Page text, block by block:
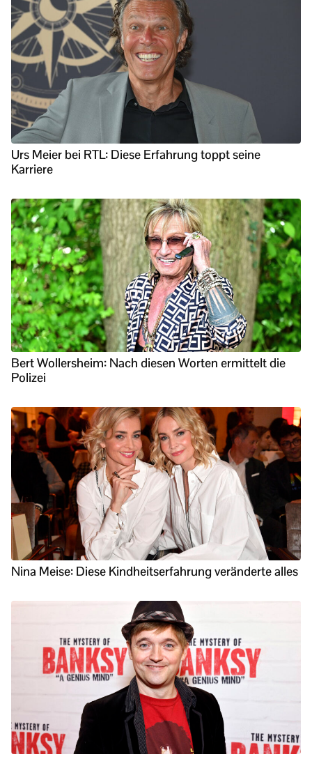
Urs Meier bei RTL: Diese Erfahrung toppt seine
Karriere
Bert Wollersheim: Nach diesen Worten ermittelt die
Polizei
Nina Meise: Diese Kindheitserfahrung veränderte alles